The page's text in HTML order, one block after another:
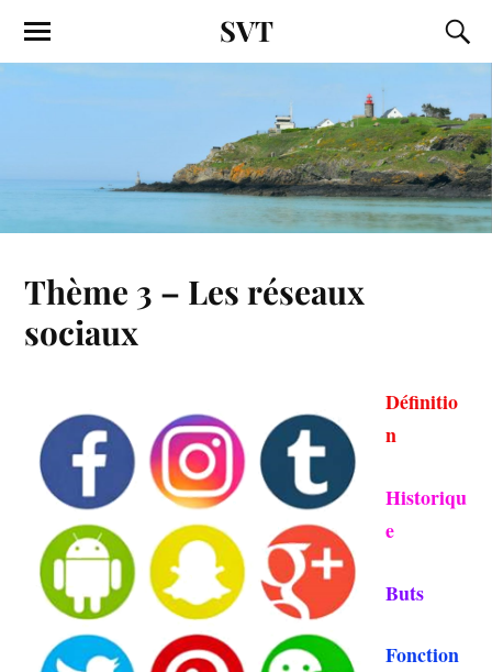
SVT
Thème 3 – Les réseaux
sociaux
Définitio
n
Historiqu
e
Buts
Fonction